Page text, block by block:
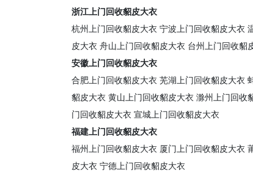
浙江上门回收貂皮大衣
杭州上门回收貂皮大衣 宁波上门回收貂皮大衣
皮大衣 舟山上门回收貂皮大衣 台州上门回收貂
安徽上门回收貂皮大衣
合肥上门回收貂皮大衣 芜湖上门回收貂皮大衣
貂皮大衣 黄山上门回收貂皮大衣 滁州上门回收
门回收貂皮大衣 宣城上门回收貂皮大衣
福建上门回收貂皮大衣
福州上门回收貂皮大衣 厦门上门回收貂皮大衣
皮大衣 宁德上门回收貂皮大衣